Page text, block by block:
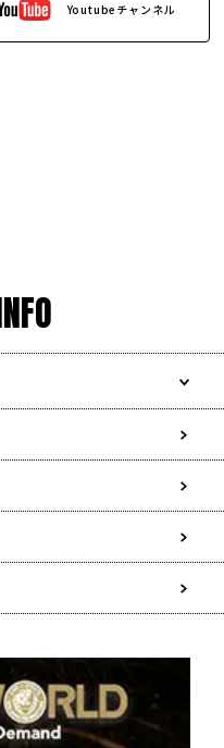
Youtubeチャンネル